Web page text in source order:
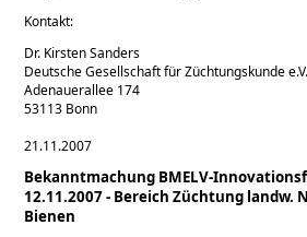
Kontakt:
Dr. Kirsten Sanders
Deutsche Gesellschaft für Züchtungskunde e.V.
Adenauerallee 174
53113 Bonn
21.11.2007
Bekanntmachung BMELV-
12.11.2007 - Bereich Züchtung landw.
Bienen